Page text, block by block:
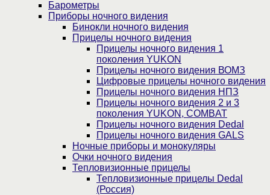
Барометры
Приборы ночного видения
Бинокли ночного видения
Прицелы ночного видения
Прицелы ночного видения 1
поколения YUKON
Прицелы ночного видения ВОМЗ
Цифровые прицелы ночного видения
Прицелы ночного видения НПЗ
Прицелы ночного видения 2 и 3
поколения YUKON, COMBAT
Прицелы ночного видения Dedal
Прицелы ночного видения GALS
Ночные приборы и монокуляры
Очки ночного видения
Тепловизионные прицелы
Тепловизионные прицелы Dedal
(Россия)